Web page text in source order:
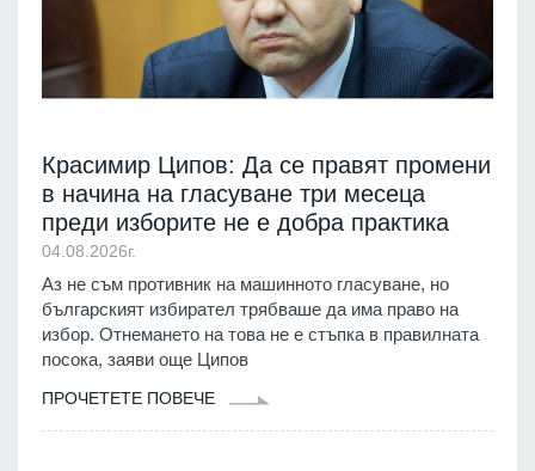
Красимир Ципов: Да се правят промени
в начина на гласуване три месеца
преди изборите не е добра практика
04.08.2026г.
Аз не съм противник на машинното гласуване, но
българският избирател трябваше да има право на
избор. Отнемането на това не е стъпка в правилната
посока, заяви още Ципов
ПРОЧЕТЕТЕ ПОВЕЧЕ